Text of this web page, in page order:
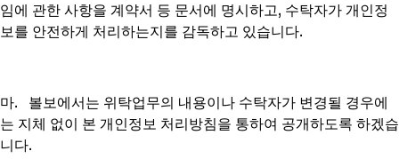
임에 관한 사항을 계약서 등 문서에 명시하고, 수탁자가 개인정
보를 안전하게 처리하는지를 감독하고 있습니다.
마. 볼보에서는 위탁업무의 내용이나 수탁자가 변경될 경우에
는 지체 없이 본 개인정보 처리방침을 통하여 공개하도록 하겠습
니다.